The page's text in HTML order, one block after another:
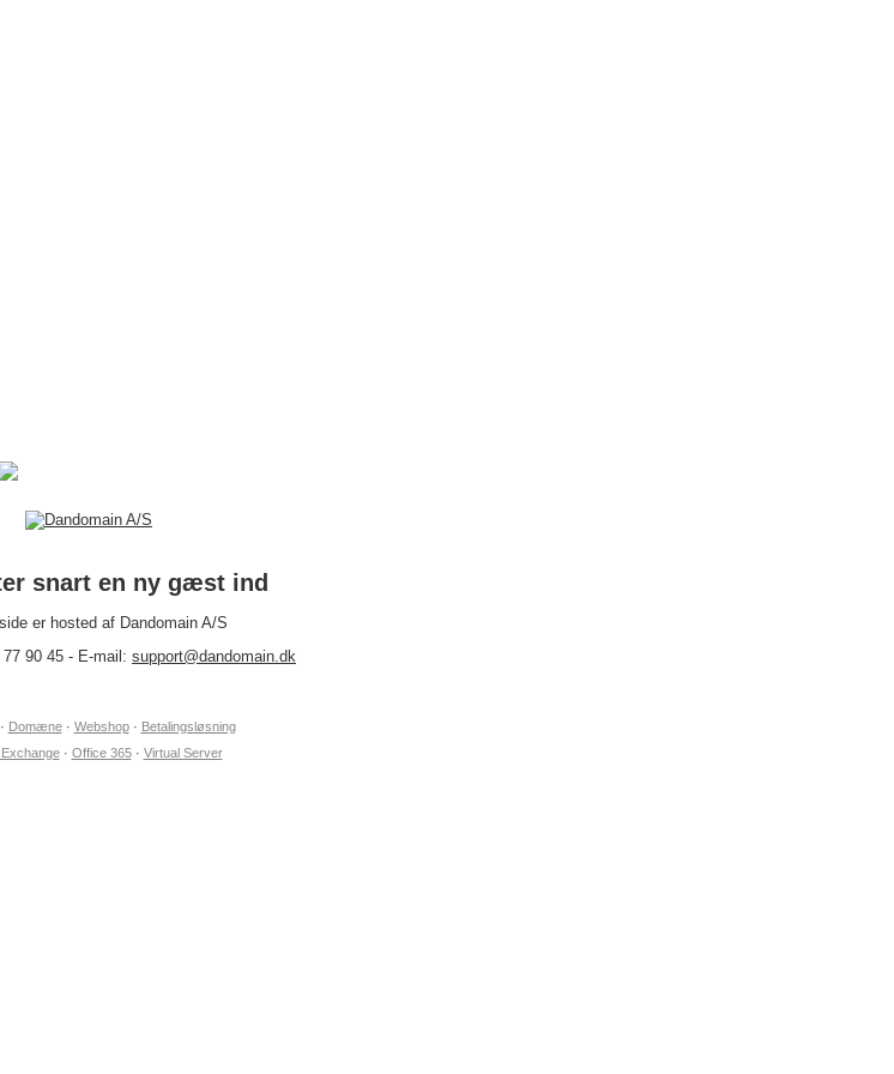
snart en ny gæst ind
er hosted af Dandomain A/S
90 45 - E-mail: support@dandomain.dk
Domæne· Webshop· Betalingsløsning
· Office 365· Virtual Server